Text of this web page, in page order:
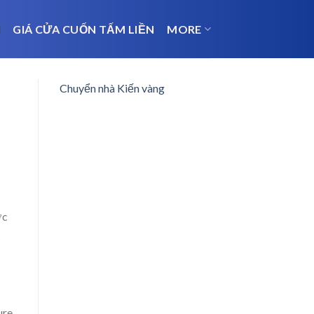
GIÁ CỬA CUỐN TẤM LIỀN MORE
Chuyển nhà Kiến vàng